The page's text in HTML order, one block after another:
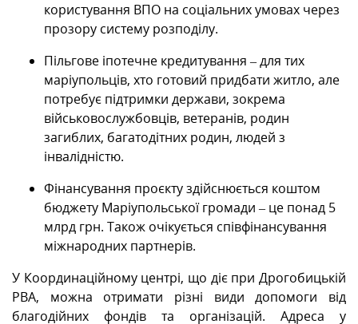
користування ВПО на соціальних умовах через
прозору систему розподілу.
Пільгове іпотечне кредитування – для тих
маріупольців, хто готовий придбати житло, але
потребує підтримки держави, зокрема
військовослужбовців, ветеранів, родин
загиблих, багатодітних родин, людей з
інвалідністю.
Фінансування проєкту здійснюється коштом
бюджету Маріупольської громади – це понад 5
млрд грн. Також очікується співфінансування
міжнародних партнерів.
У Координаційному центрі, що діє при Дрогобицькій
РВА, можна отримати різні види допомоги від
благодійних фондів та організацій. Адреса у